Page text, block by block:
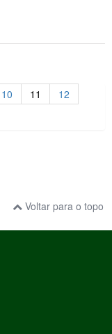
10 11
12
Voltar para o topo